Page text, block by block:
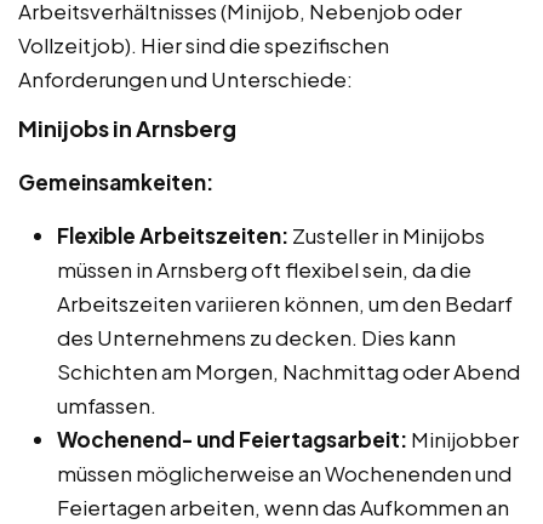
Arbeitsverhältnisses (Minijob, Nebenjob oder
Vollzeitjob). Hier sind die spezifischen
Anforderungen und Unterschiede:
Minijobs in Arnsberg
Gemeinsamkeiten:
Flexible Arbeitszeiten: Zusteller in Minijobs
müssen in Arnsberg oft flexibel sein, da die
Arbeitszeiten variieren können, um den Bedarf
des Unternehmens zu decken. Dies kann
Schichten am Morgen, Nachmittag oder Abend
umfassen.
Wochenend- und Feiertagsarbeit: Minijobber
müssen möglicherweise an Wochenenden und
Feiertagen arbeiten, wenn das Aufkommen an